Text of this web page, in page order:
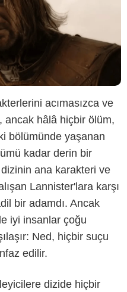
acımasızca ve
ancak hâlâ hiçbir ölüm,
bölümünde yaşanan
kadar derin bir
dizinin ana karakteri ve
Lannister'lara karşı
bir adamdı. Ancak
iyi insanlar çoğu
Ned, hiçbir suçu
edilir.
dizide hiçbir